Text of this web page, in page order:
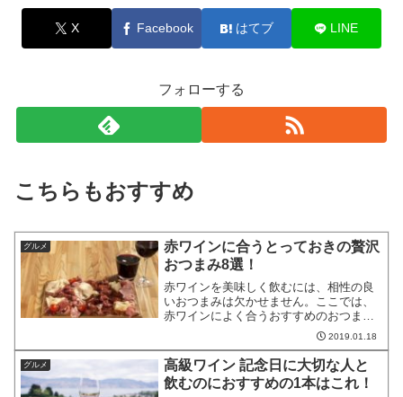
X Facebook はてブ LINE
フォローする
こちらもおすすめ
グルメ
赤ワインに合うとっておきの贅沢
おつまみ8選！
赤ワインを美味しく飲むには、相性の良
いおつまみは欠かせません。ここでは、
赤ワインによく合うおすすめのおつまみ
を厳選してご紹介します。定番のチーズ
から肉、魚、お菓子といろいろな種類か
ら選びます。相性の良い赤ワインのタイ
プも説明しますので、ぜひ...
2019.01.18
グルメ
高級ワイン 記念日に大切な人と
飲むのにおすすめの1本はこれ！